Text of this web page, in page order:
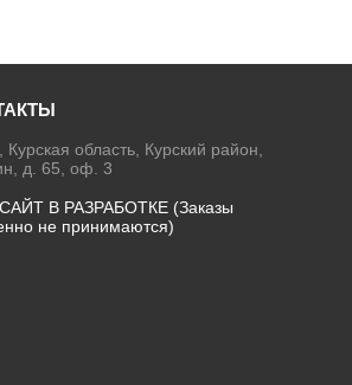
Курская область, Курский район,
д. 65, оф. 3
САЙТ В РАЗРАБОТКЕ (Заказы
не принимаются)